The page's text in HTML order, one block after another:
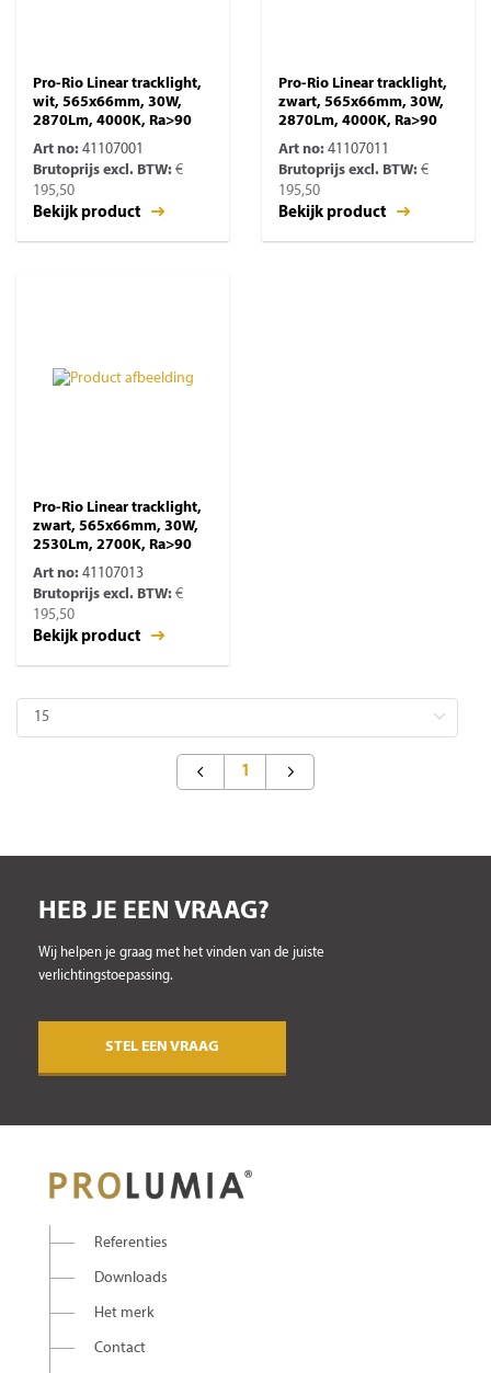
Pro-Rio Linear tracklight,
wit, 565x66mm, 30W,
2870Lm, 4000K, Ra>90
Art no: 41107001
Brutoprijs excl. BTW: €
195,50
Bekijk product
Pro-Rio Linear tracklight,
zwart, 565x66mm, 30W,
2870Lm, 4000K, Ra>90
Art no: 41107011
Brutoprijs excl. BTW: €
195,50
Bekijk product
Pro-Rio Linear tracklight,
zwart, 565x66mm, 30W,
2530Lm, 2700K, Ra>90
Art no: 41107013
Brutoprijs excl. BTW: €
195,50
Bekijk product
1
HEB JE EEN VRAAG?
Wij helpen je graag met het vinden van de juiste
verlichtingstoepassing.
STEL EEN VRAAG
Referenties
Downloads
Het merk
Contact